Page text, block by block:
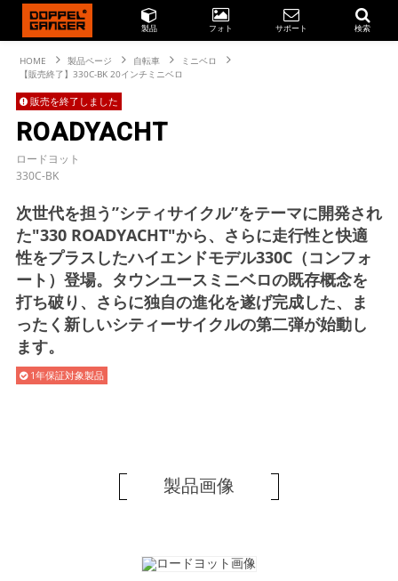
製品 フォト サポート 検索
HOME 製品ページ 自転車
ミニベロ
【販売終了】330C-BK 20インチミニベロ
販売を終了しました
ROADYACHT
ロードヨット
330C-BK
次世代を担う”シティサイクル”をテーマに開発され
た"330 ROADYACHT"から、さらに走行性と快適
性をプラスしたハイエンドモデル330C（コンフォ
ート）登場。タウンユースミニベロの既存概念を
打ち破り、さらに独自の進化を遂げ完成した、ま
ったく新しいシティーサイクルの第二弾が始動し
ます。
1年保証対象製品
製品画像